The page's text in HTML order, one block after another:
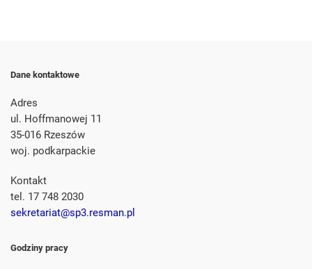
Dane kontaktowe
Adres
ul. Hoffmanowej 11
35-016 Rzeszów
woj. podkarpackie
Kontakt
tel. 17 748 2030
sekretariat@sp3.resman.pl
Godziny pracy